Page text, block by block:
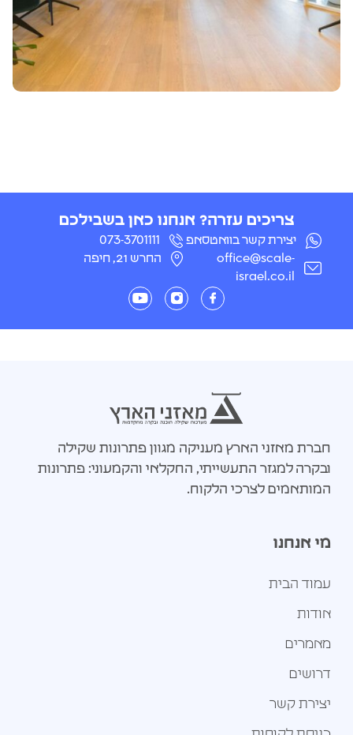
צריכים עזרה? אנחנו כאן בשבילכם
יצירת קשר בוואטסאפ
073-3701111
office@scale-
israel.co.il
החרש 21, חיפה
חברת מאזני הארץ מעניקה מגוון פתרונות שקילה
ובקרה למגזר התעשייתי, החקלאי והקמעוני: פתרונות
המותאמים לצרכי הלקוח.
מי אנחנו
עמוד הבית
אודות
מאמרים
דרושים
יצירת קשר